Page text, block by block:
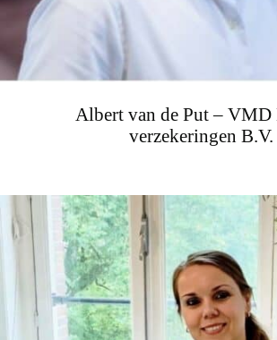
Albert van de Put – VMD
verzekeringen B.V.